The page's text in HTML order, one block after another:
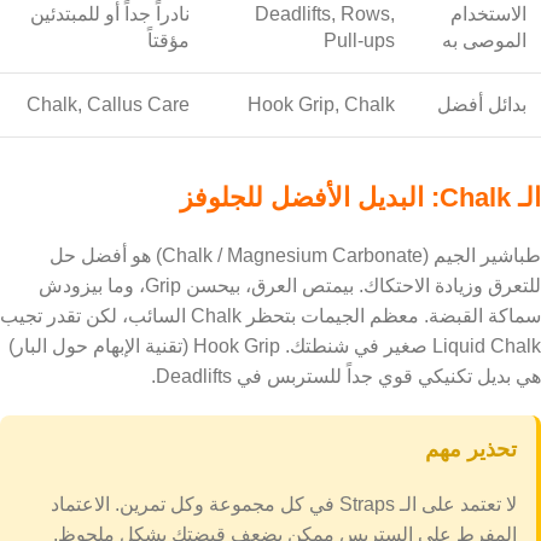
الاستخدام
الموصى به
Deadlifts, Rows,
Pull-ups
نادراً جداً أو للمبتدئين
مؤقتاً
بدائل أفضل Hook Grip, Chalk
Chalk, Callus Care
الـ Chalk: البديل الأفضل للجلوفز
طباشير الجيم (Chalk / Magnesium Carbonate) هو أفضل حل
للتعرق وزيادة الاحتكاك. بيمتص العرق، بيحسن Grip، وما بيزودش
سماكة القبضة. معظم الجيمات بتحظر Chalk السائب، لكن تقدر تجيب
Liquid Chalk صغير في شنطتك. Hook Grip (تقنية الإبهام حول البار)
هي بديل تكنيكي قوي جداً للستربس في Deadlifts.
تحذير مهم
لا تعتمد على الـ Straps في كل مجموعة وكل تمرين. الاعتماد
المفرط على الستربس ممكن يضعف قبضتك بشكل ملحوظ.